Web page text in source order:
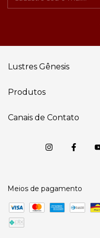
Lustres Gênesis
Produtos
Canais de Contato
Meios de pagamento